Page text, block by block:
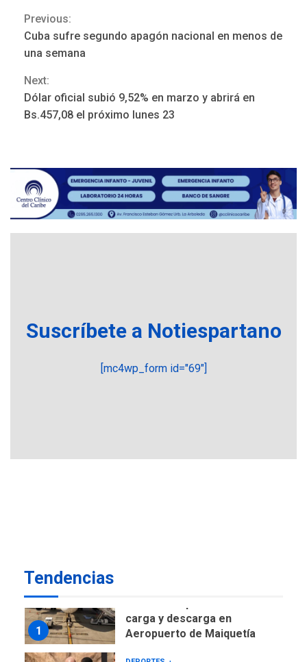
Continue
Reading
Previous:
Cuba sufre segundo apagón nacional en menos de
una semana
Next:
Dólar oficial subió 9,52% en marzo y abrirá en
Bs.457,08 el próximo lunes 23
Suscríbete a Notiespartano
[mc4wp_form id="69"]
Tendencias
ÚLTIMA HORA
Hutíes de Yemen dicen que
REGIONALES ÚLTIMA HORA
Instituciones estadales se
suman al Plan Agosto de
Escuelas Abiertas 2026
5
de Comercio para reforma
de Ley de Puerto Libre
POLÍTICA
TITULARES
ÚLTIMA HORA
DESTACADOS
NACIONALES
1
carga y descarga en
Aeropuerto de Maiquetía